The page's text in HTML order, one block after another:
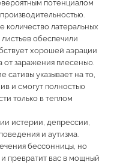
потенциалом
количество латеральных
обеспечили
хорошей аэрации
заражения плесенью.
сативы указывает на то,
и смогут полностью
только в теплом
истерии, депрессии,
и аутизма.
бессонницы, но
превратит вас в мощный